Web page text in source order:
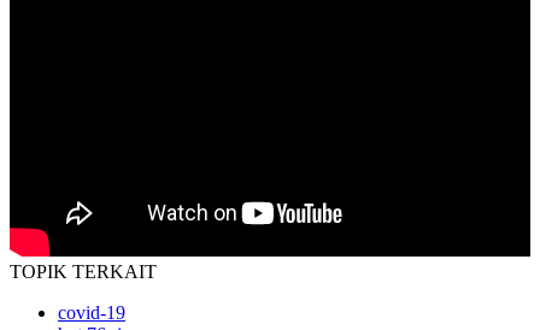
TOPIK TERKAIT
covid-19